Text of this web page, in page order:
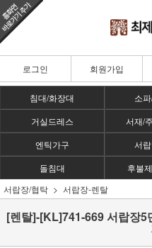
로그인 회원가입
침대/화장대 소
거실드레스
서재/
엔틱가구
서
돌침대
후불
서랍장/협탁
서랍장-렌탈
[렌탈]-[KL]741-669 서랍장5